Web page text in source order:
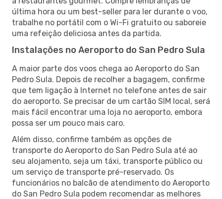
última hora ou um best-seller para ler durante o voo,
trabalhe no portátil com o Wi-Fi gratuito ou saboreie
uma refeição deliciosa antes da partida.
Instalações no Aeroporto do San Pedro Sula
A maior parte dos voos chega ao Aeroporto do San
Pedro Sula. Depois de recolher a bagagem, confirme
que tem ligação à Internet no telefone antes de sair
do aeroporto. Se precisar de um cartão SIM local, será
mais fácil encontrar uma loja no aeroporto, embora
possa ser um pouco mais caro.
Além disso, confirme também as opções de
transporte do Aeroporto do San Pedro Sula até ao
seu alojamento, seja um táxi, transporte público ou
um serviço de transporte pré-reservado. Os
funcionários no balcão de atendimento do Aeroporto
do San Pedro Sula podem recomendar as melhores